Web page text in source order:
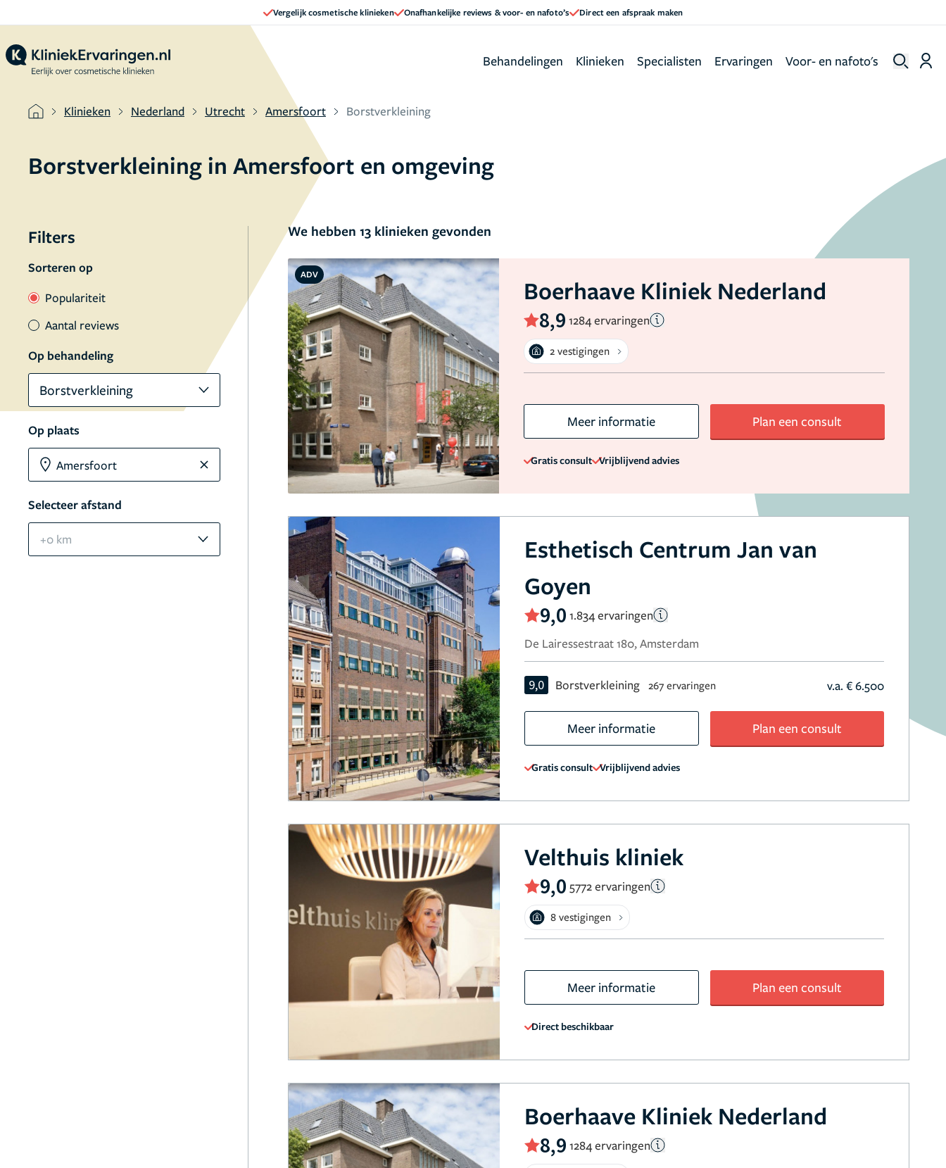
Vergelijk cosmetische klinieken Onafhankelijke reviews & voor- en nafoto’s Direct een afspraak maken
Behandelingen Klinieken Specialisten Ervaringen Voor- en nafoto's
Klinieken Nederland Utrecht Amersfoort Borstverkleining
Borstverkleining in Amersfoort en omgeving
Filters
Sorteren op
Populariteit
Aantal reviews
Op behandeling
Borstverkleining
Op plaats
Selecteer afstand
+0 km
We hebben 13 klinieken gevonden
ADV
Boerhaave Kliniek Nederland
8,9 1284 ervaringen
2 vestigingen
Meer informatie Plan een consult
Gratis consult Vrijblijvend advies
Esthetisch Centrum Jan van
Goyen
9,0 1.834 ervaringen
De Lairessestraat 180, Amsterdam
9,0 Borstverkleining 267 ervaringen v.a. € 6.500
Meer informatie Plan een consult
Gratis consult Vrijblijvend advies
Velthuis kliniek
9,0 5772 ervaringen
8 vestigingen
Meer informatie Plan een consult
Direct beschikbaar
Boerhaave Kliniek Nederland
8,9 1284 ervaringen